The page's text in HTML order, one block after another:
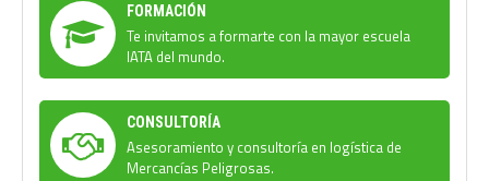
FORMACIÓN
Te invitamos a formarte con la mayor escuela
IATA del mundo.
CONSULTORÍA
Asesoramiento y consultoría en logística de
Mercancías Peligrosas.